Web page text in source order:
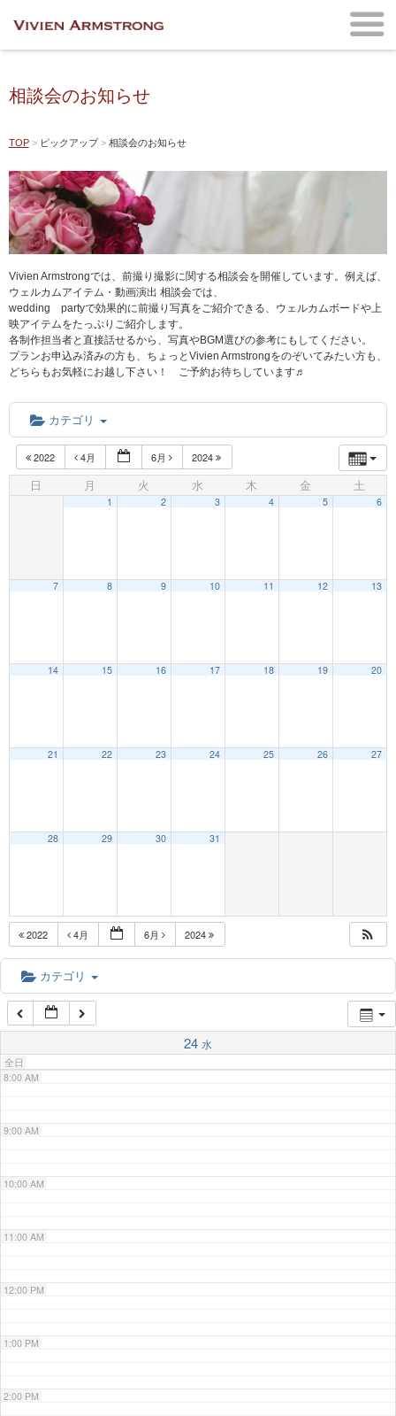
相談会のお知らせ
TOP ピックアップ 相談会のお知らせ
Vivien Armstrongでは、前撮り撮影に関する相談会を開催しています。例えば、
ウェルカムアイテム・動画演出 相談会では、
wedding partyで効果的に前撮り写真をご紹介できる、ウェルカムボードや上
映アイテムをたっぷりご紹介します。
各制作担当者と直接話せるから、写真やBGM選びの参考にもしてください。
プランお申込み済みの方も、ちょっとVivien Armstrongをのぞいてみたい方も、
どちらもお気軽にお越し下さい！ ご予約お待ちしています♬
カテゴリ
2022 4月 6月 2024
日 月 火 水 木 金 土
1 2 3 4 5 6
7 8 9 10 11 12 13
14 15 16 17 18 19 20
21 22 23 24 25 26 27
28 29 30 31
2022 4月 6月 2024
カテゴリ
24 水
全日
5:00 AM
6:00 AM
7:00 AM
8:00 AM
9:00 AM
10:00 AM
11:00 AM
12:00 PM
1:00 PM
2:00 PM